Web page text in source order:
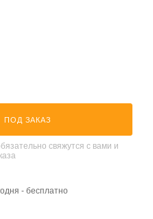
ПОД ЗАКАЗ
свяжутся с вами и
- бесплатно